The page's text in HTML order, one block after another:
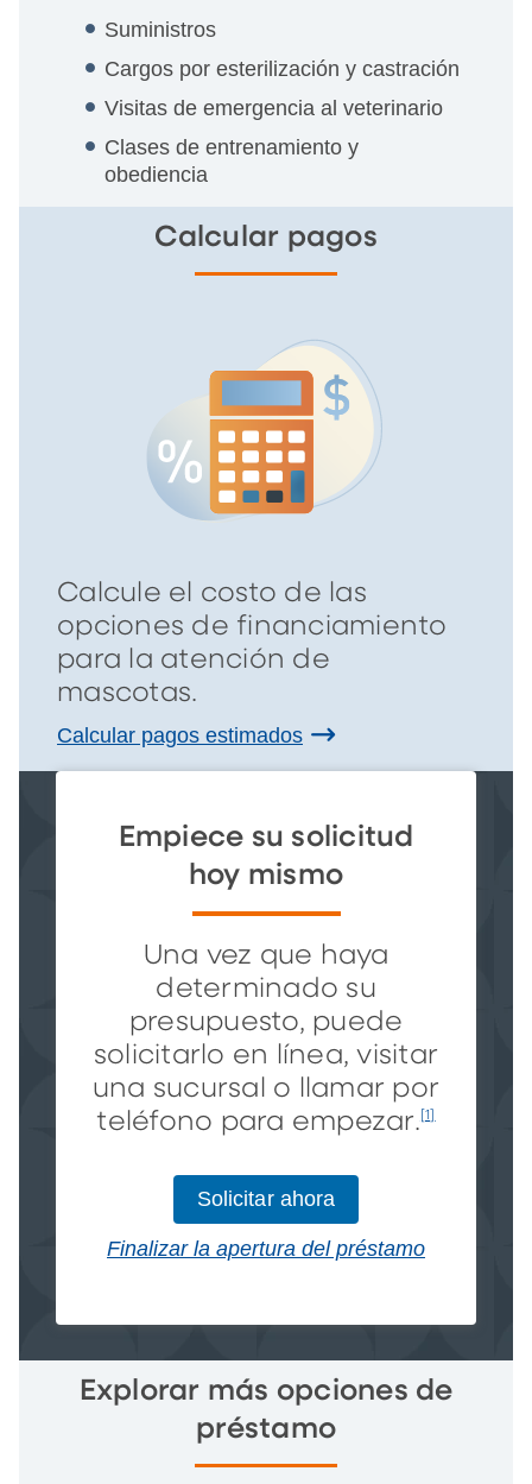
Suministros
Cargos por esterilización y castración
Visitas de emergencia al veterinario
Clases de entrenamiento y
obediencia
Calcular pagos
Calcule el costo de las
opciones de financiamiento
para la atención de
mascotas.
Calcular pagos estimados
Empiece su solicitud
hoy mismo
Una vez que haya
determinado su
presupuesto, puede
solicitarlo en línea, visitar
una sucursal o llamar por
teléfono para empezar. [1]
Solicitar ahora
Finalizar la apertura del préstamo
Explorar más opciones de
préstamo